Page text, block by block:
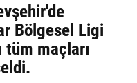
Bölgesel Ligi
tüm maçları